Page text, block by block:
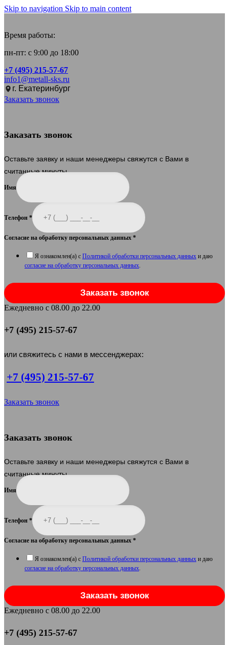
Skip to navigation Skip to main content
Время работы:
пн-пт: с 9:00 до 18:00
+7 (495) 215-57-67
info1@metall-sks.ru
г. Екатеринбург
Заказать звонок
Заказать звонок
Оставьте заявку и наши менеджеры свяжутся с Вами в
считанные минуты.
Имя
Телефон *
Согласие на обработку персональных данных *
Я ознакомлен(а) с Политикой обработки персональных данных и даю
согласие на обработку персональных данных.
Заказать звонок
Ежедневно с 08.00 до 22.00
+7 (495) 215-57-67
или свяжитесь с нами в мессенджерах:
+7 (495) 215-57-67
Заказать звонок
Заказать звонок
Оставьте заявку и наши менеджеры свяжутся с Вами в
считанные минуты.
Имя
Телефон *
Согласие на обработку персональных данных *
Я ознакомлен(а) с Политикой обработки персональных данных и даю
согласие на обработку персональных данных.
Заказать звонок
Ежедневно с 08.00 до 22.00
+7 (495) 215-57-67